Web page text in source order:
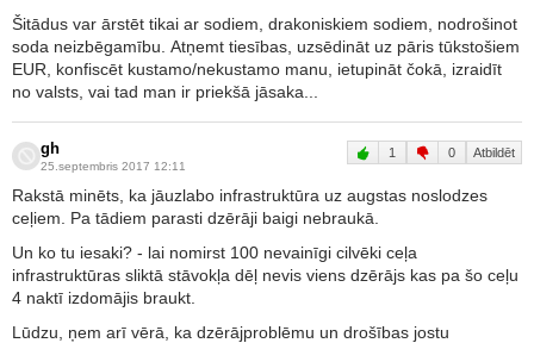
Šitādus var ārstēt tikai ar sodiem, drakoniskiem sodiem, nodrošinot
soda neizbēgamību. Atņemt tiesības, uzsēdināt uz pāris tūkstošiem
EUR, konfiscēt kustamo/nekustamo manu, ietupināt čokā, izraidīt
no valsts, vai tad man ir priekšā jāsaka...
gh
25.septembris 2017 12:11
1 0 Atbildēt
Rakstā minēts, ka jāuzlabo infrastruktūra uz augstas noslodzes
ceļiem. Pa tādiem parasti dzērāji baigi nebraukā.
Un ko tu iesaki? - lai nomirst 100 nevainīgi cilvēki ceļa
infrastruktūras sliktā stāvokļa dēļ nevis viens dzērājs kas pa šo ceļu
4 naktī izdomājis braukt.
Lūdzu, ņem arī vērā, ka dzērājproblēmu un drošības jostu